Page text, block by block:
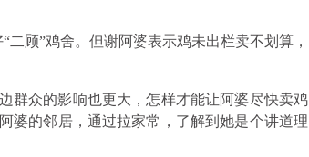
顾”鸡舍。但谢阿婆表示鸡未出栏卖不划算，
群众的影响也更大，怎样才能让阿婆尽快卖鸡
婆的邻居，通过拉家常，了解到她是个讲道理